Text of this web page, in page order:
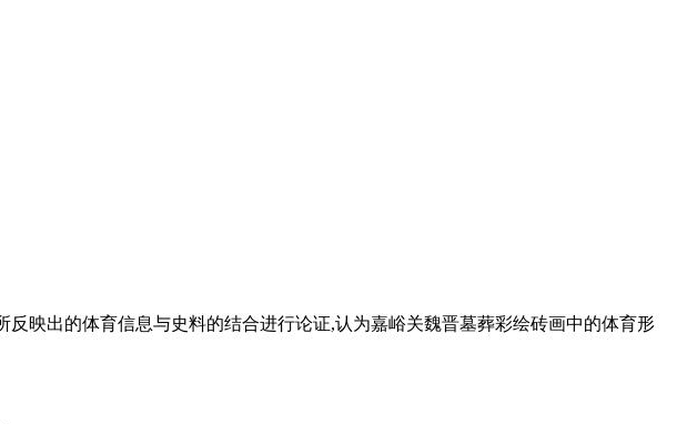
映出的体育信息与史料的结合进行论证,认为嘉峪关魏晋墓葬彩绘砖画中的体育形